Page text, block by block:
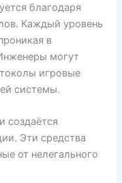
благодаря
Каждый уровень
в
могут
игровые
системы.
создаётся
Эти средства
от нелегального